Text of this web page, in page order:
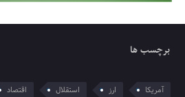
برچسب ها
آمریکا ارز استقلال اقتصاد